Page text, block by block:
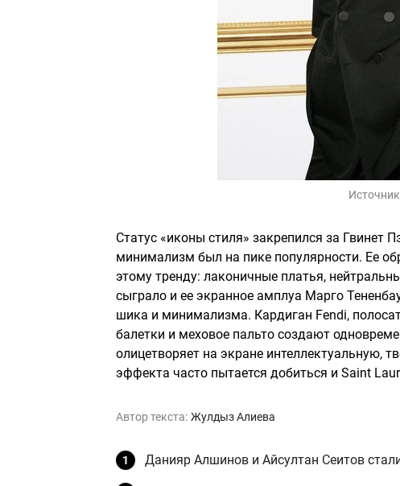
Статус «иконы стиля» закрепился за
минимализм был на пике популярности. Ее
этому тренду: лаконичные платья,
сыграло и ее экранное амплуа Марго
шика и минимализма. Кардиган Fendi,
балетки и меховое пальто создают
олицетворяет на экране интеллектуальную,
эффекта часто пытается добиться и Saint
Автор текста: Жулдыз Алиева
Данияр Алшинов и Айсултан Сеитов